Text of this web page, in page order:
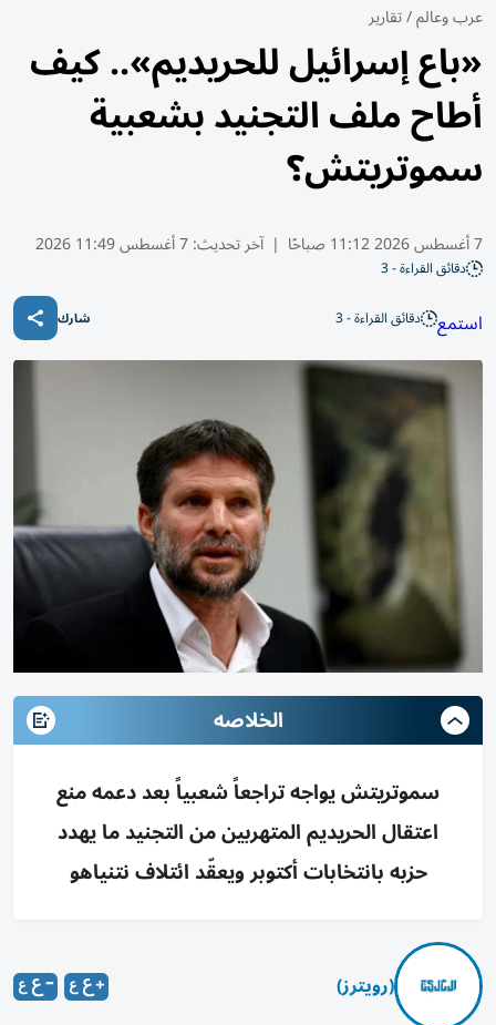
عرب وعالم/تقارير
«باع إسرائيل للحريديم».. كيف
أطاح ملف التجنيد بشعبية
سموتريتش؟
7 أغسطس 2026 11:12 صباحًا | آخر تحديث:7 أغسطس 11:49 2026
دقائق القراءة - 3
استمع دقائق القراءة - 3 شارك
الخلاصه
سموتريتش يواجه تراجعاً شعبياً بعد دعمه منع
اعتقال الحريديم المتهربين من التجنيد ما يهدد
حزبه بانتخابات أكتوبر ويعقّد ائتلاف نتنياهو
(رويترز)